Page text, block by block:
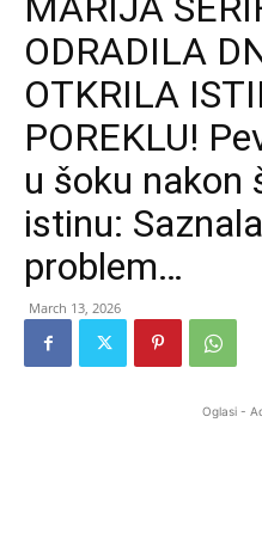
ODRADILA
OTKRILA
POREKLU!
u šoku nakon
istinu:
problem…
March 13, 2026
Oglasi -